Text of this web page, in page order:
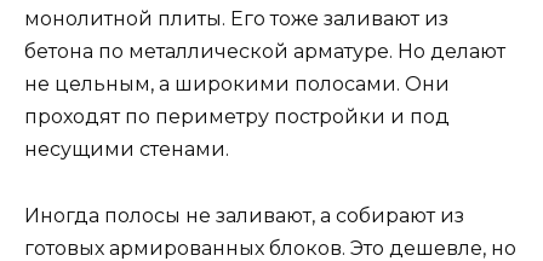
монолитной плиты. Его тоже заливают из
бетона по металлической арматуре. Но делают
не цельным, а широкими полосами. Они
проходят по периметру постройки и под
несущими стенами.
Иногда полосы не заливают, а собирают из
готовых армированных блоков. Это дешевле, но